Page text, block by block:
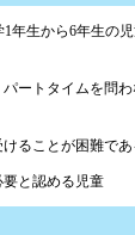
年生から6年生の
トタイムを問わ
ことが困難であ
と認める児童